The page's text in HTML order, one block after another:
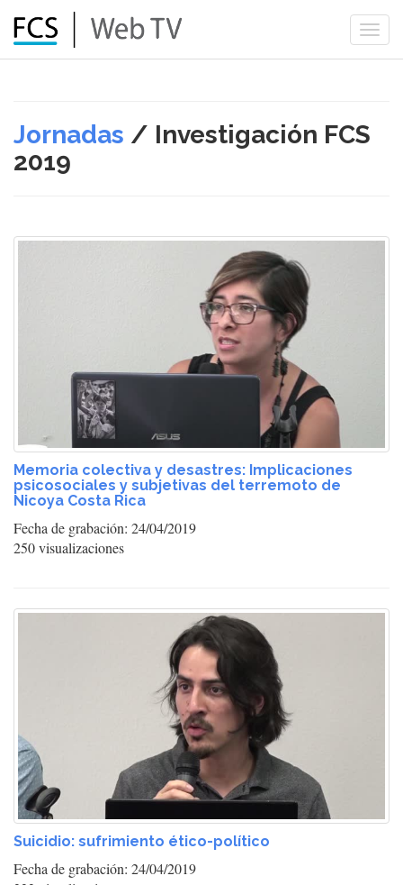
Jornadas / Investigación FCS
2019
Memoria colectiva y desastres: Implicaciones
psicosociales y subjetivas del terremoto de
Nicoya Costa Rica
Fecha de grabación: 24/04/2019
250 visualizaciones
Suicidio: sufrimiento ético-político
Fecha de grabación: 24/04/2019